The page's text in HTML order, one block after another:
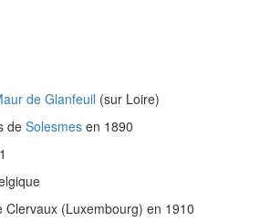
de Glanfeuil (sur Loire)
de Solesmes en 1890
(Luxembourg) en 1910